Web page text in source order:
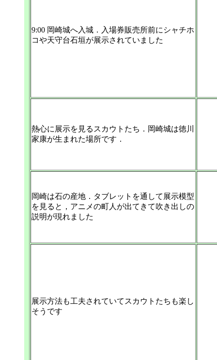
9:00 岡崎城へ入城．入場券販売所前にシャチホ
コや天守台石垣が展示されていました
熱心に展示を見るスカウトたち．岡崎城は徳川
家康が生まれた場所です．
岡崎は石の産地．タブレットを通して展示模型
を見ると，アニメの町人が出てきて吹き出しの
説明が現れました
展示方法も工夫されていてスカウトたちも楽し
そうです